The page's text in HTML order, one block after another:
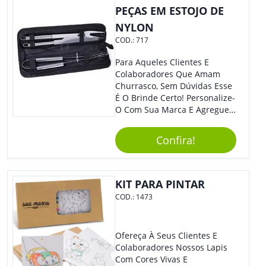
Cadernos Ou Apostilas. -
Assinaturas: Com Tinta De
Secagem Rápida, É Excelente
Contratos Com Elegância E
Segurança.
PEÇAS EM ESTOJO DE
NYLON
COD.:717
Para Aqueles Clientes E
Colaboradores Que Amam
Churrasco, Sem Dúvidas Esse
É O Brinde Certo! Personalize-
O Com Sua Marca E Agregue
É Composto Por 3 Peças Para
O Auxílio No Preparo De
Carnes, Em Um Lindo Estojo. É
A Garantia De Sucesso Para
Sua Empresa Em Feiras E
Eventos Corporativos.
Confira!
KIT PARA PINTAR
COD.: 1473
Ofereça À Seus Clientes E
Colaboradores Nossos Lapis
Com Cores Vivas E